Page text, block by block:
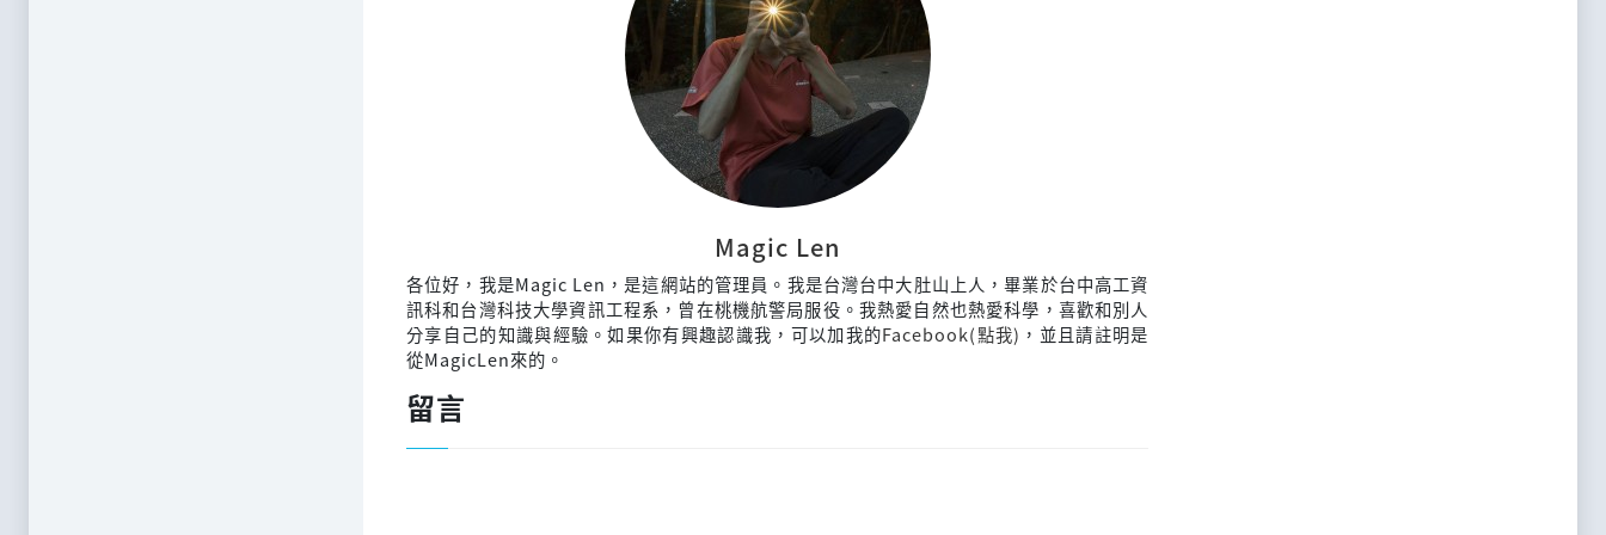
Magic Len
各位好，我是Magic Len，是這網站的管理員。我是台灣台中大肚山上人，畢業於台中高工資
訊科和台灣科技大學資訊工程系，曾在桃機航警局服役。我熱愛自然也熱愛科學，喜歡和別人
分享自己的知識與經驗。如果你有興趣認識我，可以加我的Facebook(點我) ，並且請註明是
從MagicLen來的。
留言